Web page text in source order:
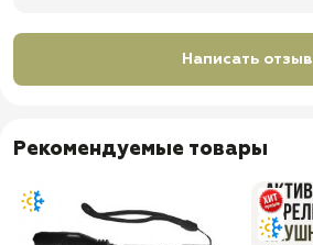
сфокусированного луча)
✅
✅Быстрая отправка
Написать отзыв
Рекомендуемые товары